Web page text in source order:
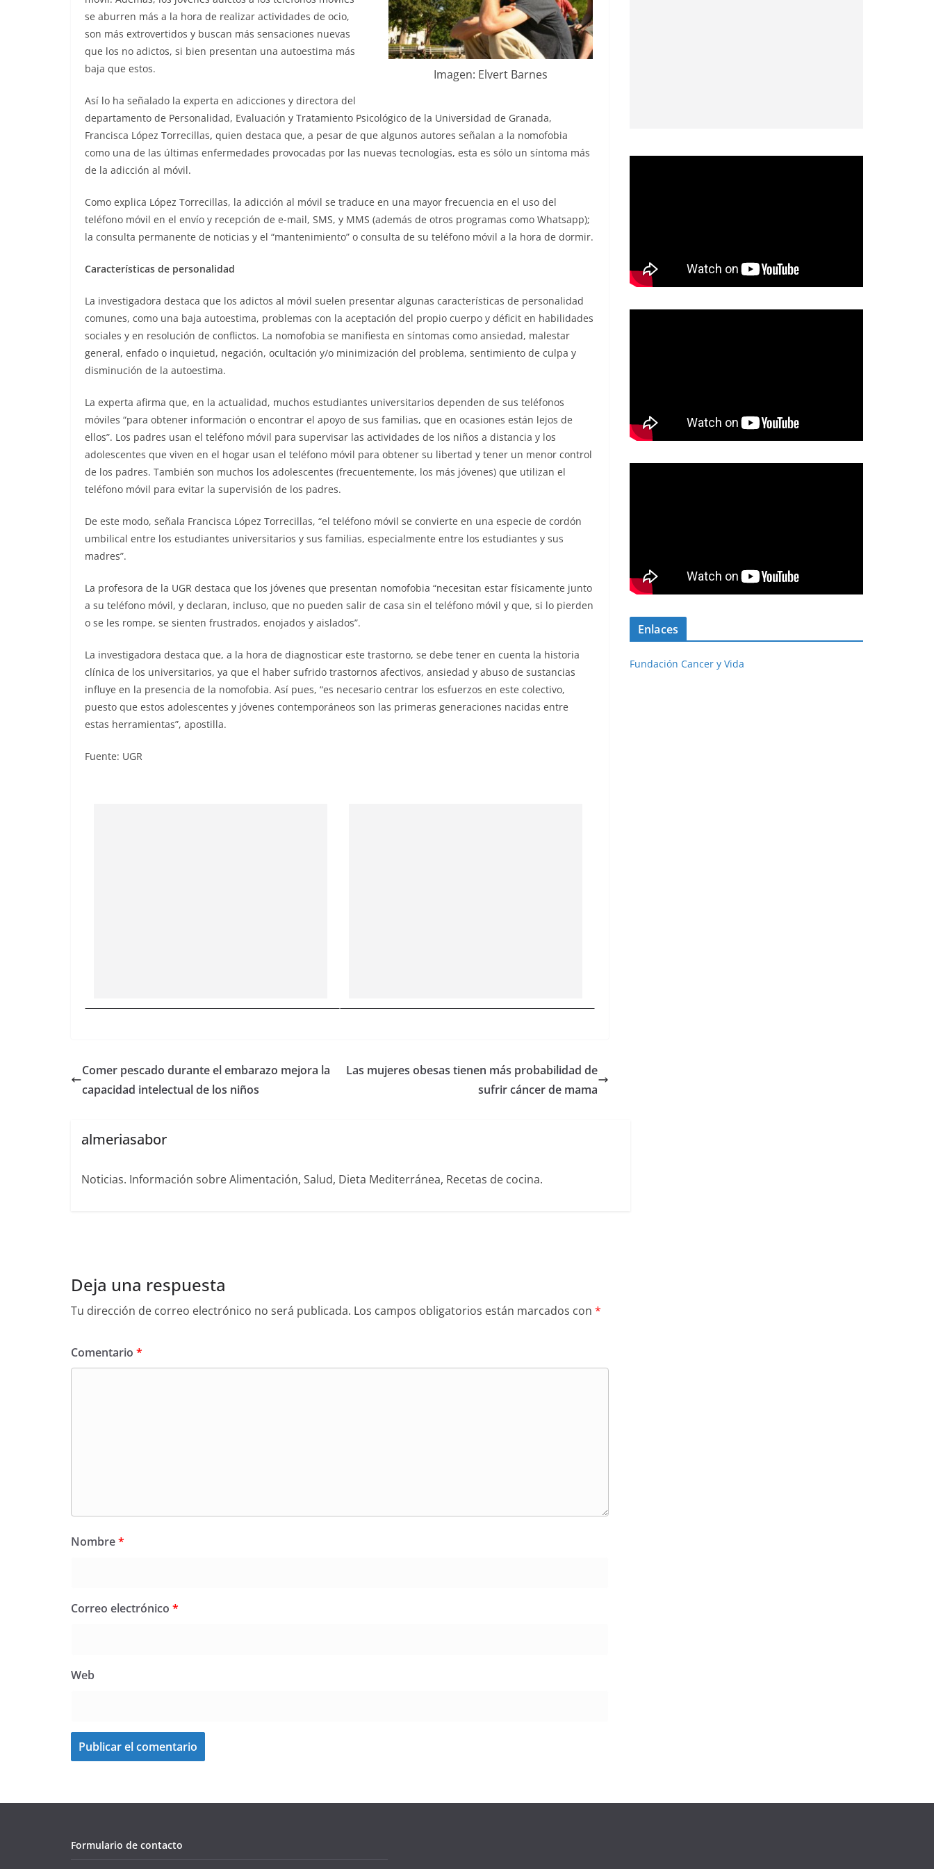
Imagen: Elvert Barnes
se aburren más a la hora de realizar actividades de ocio,
son más extrovertidos y buscan más sensaciones nuevas
que los no adictos, si bien presentan una autoestima más
baja que estos.
Así lo ha señalado la experta en adicciones y directora del
departamento de Personalidad, Evaluación y Tratamiento Psicológico de la Universidad de Granada,
Francisca López Torrecillas, quien destaca que, a pesar de que algunos autores señalan a la nomofobia
como una de las últimas enfermedades provocadas por las nuevas tecnologías, esta es sólo un síntoma más
de la adicción al móvil.
Como explica López Torrecillas, la adicción al móvil se traduce en una mayor frecuencia en el uso del
teléfono móvil en el envío y recepción de e-mail, SMS, y MMS (además de otros programas como Whatsapp);
la consulta permanente de noticias y el “mantenimiento” o consulta de su teléfono móvil a la hora de dormir.
Características de personalidad
La investigadora destaca que los adictos al móvil suelen presentar algunas características de personalidad
comunes, como una baja autoestima, problemas con la aceptación del propio cuerpo y déficit en habilidades
sociales y en resolución de conflictos. La nomofobia se manifiesta en síntomas como ansiedad, malestar
general, enfado o inquietud, negación, ocultación y/o minimización del problema, sentimiento de culpa y
disminución de la autoestima.
La experta afirma que, en la actualidad, muchos estudiantes universitarios dependen de sus teléfonos
móviles “para obtener información o encontrar el apoyo de sus familias, que en ocasiones están lejos de
ellos”. Los padres usan el teléfono móvil para supervisar las actividades de los niños a distancia y los
adolescentes que viven en el hogar usan el teléfono móvil para obtener su libertad y tener un menor control
de los padres. También son muchos los adolescentes (frecuentemente, los más jóvenes) que utilizan el
teléfono móvil para evitar la supervisión de los padres.
De este modo, señala Francisca López Torrecillas, “el teléfono móvil se convierte en una especie de cordón
umbilical entre los estudiantes universitarios y sus familias, especialmente entre los estudiantes y sus
madres”.
La profesora de la UGR destaca que los jóvenes que presentan nomofobia “necesitan estar físicamente junto
a su teléfono móvil, y declaran, incluso, que no pueden salir de casa sin el teléfono móvil y que, si lo pierden
o se les rompe, se sienten frustrados, enojados y aislados”.
La investigadora destaca que, a la hora de diagnosticar este trastorno, se debe tener en cuenta la historia
clínica de los universitarios, ya que el haber sufrido trastornos afectivos, ansiedad y abuso de sustancias
influye en la presencia de la nomofobia. Así pues, “es necesario centrar los esfuerzos en este colectivo,
puesto que estos adolescentes y jóvenes contemporáneos son las primeras generaciones nacidas entre
estas herramientas”, apostilla.
Fuente: UGR
Comer pescado durante el embarazo mejora la
capacidad intelectual de los niños
Las mujeres obesas tienen más probabilidad de
sufrir cáncer de mama
almeriasabor
Noticias. Información sobre Alimentación, Salud, Dieta Mediterránea, Recetas de cocina.
Deja una respuesta
Tu dirección de correo electrónico no será publicada. Los campos obligatorios están marcados con *
Comentario *
Nombre*
Correo electrónico *
Web
Enlaces
Fundación Cancer y Vida
Formulario de contacto